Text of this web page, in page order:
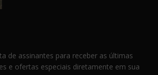
de assinantes para receber as últimas
e ofertas especiais diretamente em sua